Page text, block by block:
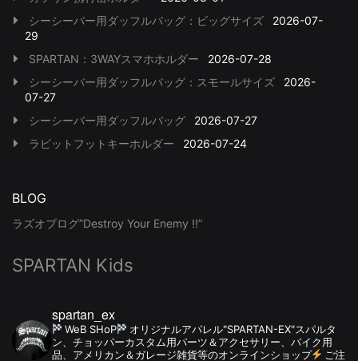
シーシーバー用ダッフルバッグ：ビッグサイズ
2026-07-
29
SPARTAN：3WAYスマホホルダー
2026-07-28
シーシーバー用ダッフルバッグ：スモールサイズ
2026-
07-27
シーシーバー用ダッフルバッグ
2026-07-27
ラビットフットキーホルダー
2026-07-24
BLOG
ラズオブログ”Destroy Your Enemy !!”
SPARTAN Kids
spartan_ex
WeB SHoP
オリジナルアパレル"SPARTAN-EX"スパルタ
ン、チョッパーカスタム用パーツ＆アクセサリー、バイク用
品、アメリカン＆ガレージ雑貨等のオンラインショップ
ご注